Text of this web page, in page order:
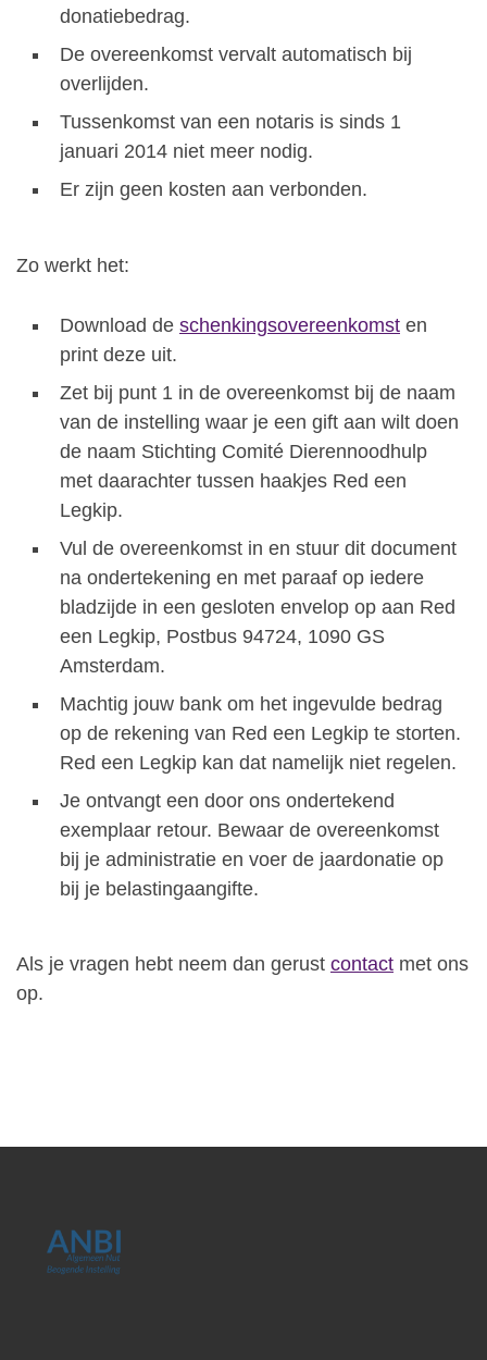
donatiebedrag.
De overeenkomst vervalt automatisch bij
overlijden.
Tussenkomst van een notaris is sinds 1
januari 2014 niet meer nodig.
Er zijn geen kosten aan verbonden.
Zo werkt het:
Download de schenkingsovereenkomst en
print deze uit.
Zet bij punt 1 in de overeenkomst bij de naam
van de instelling waar je een gift aan wilt doen
de naam Stichting Comité Dierennoodhulp
met daarachter tussen haakjes Red een
Legkip.
Vul de overeenkomst in en stuur dit document
na ondertekening en met paraaf op iedere
bladzijde in een gesloten envelop op aan Red
een Legkip, Postbus 94724, 1090 GS
Amsterdam.
Machtig jouw bank om het ingevulde bedrag
op de rekening van Red een Legkip te storten.
Red een Legkip kan dat namelijk niet regelen.
Je ontvangt een door ons ondertekend
exemplaar retour. Bewaar de overeenkomst
bij je administratie en voer de jaardonatie op
bij je belastingaangifte.
Als je vragen hebt neem dan gerust contact met ons
op.